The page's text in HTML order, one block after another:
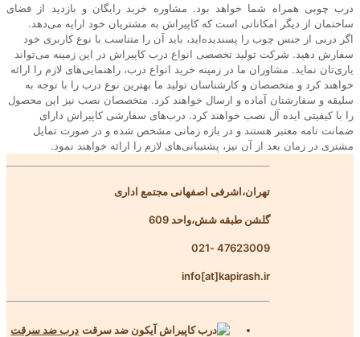
درب چوبی همراه شما خواهد بود. مشاوره خرید رایگان و بازدید از فضای
ساختمان از دیگر امکاناتی است که کاپیراش به مشتریان خود ارایه می‌دهد.
اگر دربی از جنس چوب را پسندیده‌اید، باید آن را متناسب با نوع کاربری خود
سفارش دهید. شرکت تولید تخصصی انواع درب کاپیراش در این زمینه می‌تواند
یاری‌تان نماید. مشاوران ما در زمینه خرید انواع درب، راهنمایی‌های لازم را ارائه
خواهند کرد و متخصصان و کارشناسان تولید ما بهترین نوع درب را با توجه به
سلیقه و سفارشتان آماده و ارسال خواهند کرد. متخصصان نصب نیز این محصول
را با کیفیتی ایده آل نصب خواهند کرد. درب‌های سفارشی کاپیراش دارای
ضمانت نامه معتبر هستند و در بازه زمانی مشخص شده و در صورت تمایل
مشتری در زمان بعد از آن نیز، پشتیبانی‌های لازم را ارائه خواهند نمود.
تهران،اشرفی اصفهانی مجتمع اداری
گلشن طبقه شش،واحد 609
47623009 -021
info[at]kapirash.ir
درب ضد سرقت